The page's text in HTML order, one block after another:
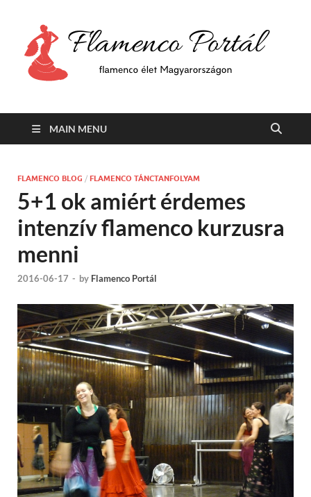
MAIN MENU
FLAMENCO BLOG / FLAMENCO TÁNCTANFOLYAM
5+1 ok amiért érdemes
intenzív flamenco kurzusra
menni
2016-06-17 - by Flamenco Portál